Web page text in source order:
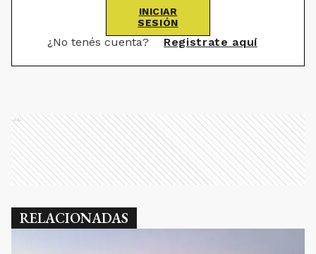
INICIAR
SESIÓN
¿No tenés cuenta? Registrate aquí
Ads
RELACIONADAS